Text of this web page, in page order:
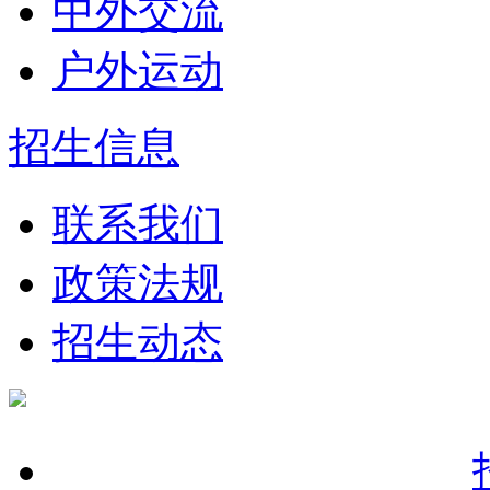
中外交流
户外运动
招生信息
联系我们
政策法规
招生动态